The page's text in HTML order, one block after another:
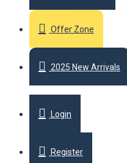
Offer Zone
2025 New Arrivals
Login
Register